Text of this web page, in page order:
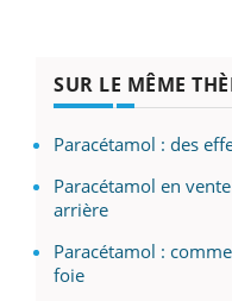
SUR LE MÊME
Paracétamol : des
Paracétamol en
arrière
Paracétamol :
foie